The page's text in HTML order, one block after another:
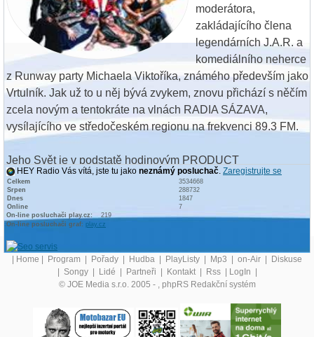
moderátora,
zakládajícího člena
legendárních J.A.R. a
komediálního neherce
z Runway party Michaela Viktoříka, známého především jako
Vrtulník. Jak už to u něj bývá zvykem, znovu přichází s něčím
zcela novým a tentokráte na vlnách RADIA SÁZAVA,
vysílajícího ve středočeském regionu na frekvenci 89.3 FM.
Jeho Svět je v podstatě hodinovým PRODUCT
PLACEMENTEM, ve kterém svižně a pro něj s nutnou
dávkou humoru představuje společně se členy skupiny
Waldagang jejich nové CD Svařák Hop Hej. Uzavřená 12-ti
dílná série plná mystifikace, vtípků a comedy scének
odstartovala v pátek 15. června a bude pokračovat během
celých letních prázdnin až do pondělí 3. září, vždy v pátek a
sobotu v poledne a též v pondělí ráno od 6 hodin.
V případě zájmu o sponzoring či vytvoření podobného
pořadu na klíč kontaktujte nás prosím na emailové adrese
HEY Radio Vás vítá, jste tu jako neznámý posluchač. Zaregistrujte se
Celkem
3534668
Srpen
288732
Dnes
1847
Online
7
On-line posluchači play.cz:
219
On-line posluchači graf: play.cz
Home Program Pořady Hudba PlayListy Mp3 on-Air
Diskuse
Songy Lidé Partneři Kontakt Rss LogIn
© JOE Media s.r.o. 2005 - , phpRS Redakční systém